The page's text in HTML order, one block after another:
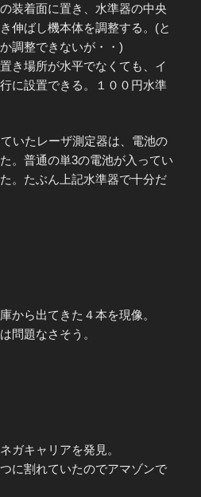
装着面に置き、水準器の中央
伸ばし機本体を調整する。(と
調整できないが・・)
き場所が水平でなくても、イ
に設置できる。１００円水準
いたレーザ測定器は、電池の
。普通の単3の電池が入ってい
。たぶん上記水準器で十分だ
から出てきた４本を現像。
問題なさそう。
ガキャリアを発見。
に割れていたのでアマゾンで